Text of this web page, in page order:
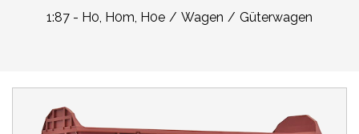
1:87 - H0, H0m, H0e Wagen Güterwagen